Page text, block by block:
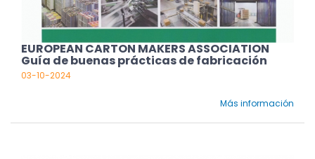
EUROPEAN CARTON MAKERS ASSOCIATION
Guía de buenas prácticas de fabricación
03-10-2024
Más información